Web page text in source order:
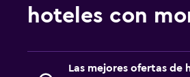
hoteles con
Las mejores ofertas de